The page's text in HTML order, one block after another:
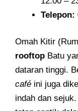
Telepon:
Omah Kitir
rooftop Batu
dataran tinggi.
café ini juga
indah dan